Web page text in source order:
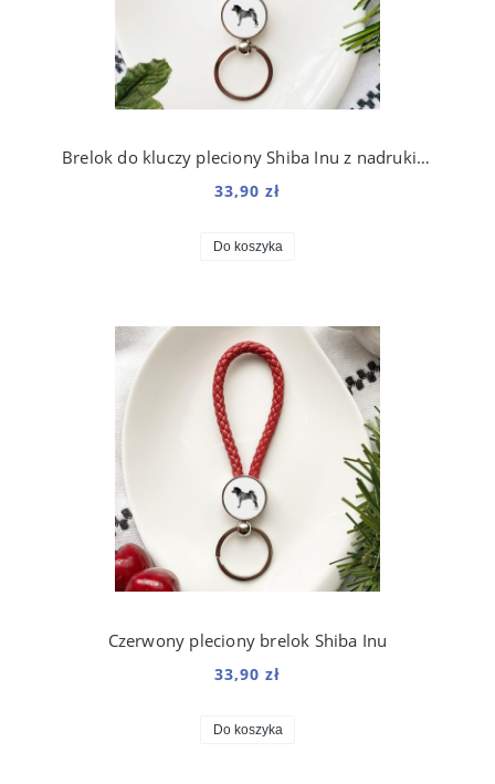
Brelok do kluczy pleciony Shiba Inu z nadrukiem Art
33,90 zł
Do koszyka
Czerwony pleciony brelok Shiba Inu
33,90 zł
Do koszyka